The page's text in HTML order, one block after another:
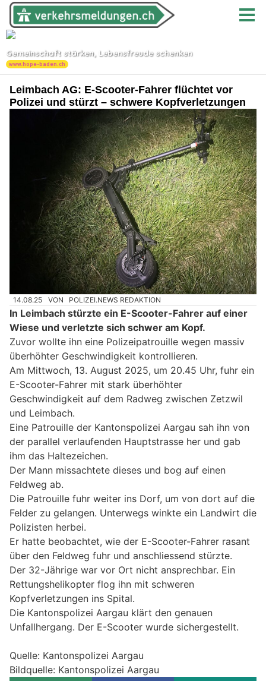
Leimbach AG: E-Scooter-Fahrer flüchtet vor
Polizei und stürzt – schwere Kopfverletzungen
14.08.25 VON POLIZEI.NEWS REDAKTION
In Leimbach stürzte ein E-Scooter-Fahrer auf einer
Wiese und verletzte sich schwer am Kopf.
Zuvor wollte ihn eine Polizeipatrouille wegen massiv
überhöhter Geschwindigkeit kontrollieren.
Am Mittwoch, 13. August 2025, um 20.45 Uhr, fuhr ein
E-Scooter-Fahrer mit stark überhöhter
Geschwindigkeit auf dem Radweg zwischen Zetzwil
und Leimbach.
Eine Patrouille der Kantonspolizei Aargau sah ihn von
der parallel verlaufenden Hauptstrasse her und gab
ihm das Haltezeichen.
Der Mann missachtete dieses und bog auf einen
Feldweg ab.
Die Patrouille fuhr weiter ins Dorf, um von dort auf die
Felder zu gelangen. Unterwegs winkte ein Landwirt die
Polizisten herbei.
Er hatte beobachtet, wie der E-Scooter-Fahrer rasant
über den Feldweg fuhr und anschliessend stürzte.
Der 32-Jährige war vor Ort nicht ansprechbar. Ein
Rettungshelikopter flog ihn mit schweren
Kopfverletzungen ins Spital.
Die Kantonspolizei Aargau klärt den genauen
Unfallhergang. Der E-Scooter wurde sichergestellt.
Quelle: Kantonspolizei Aargau
Bildquelle: Kantonspolizei Aargau